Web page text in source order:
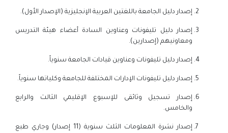
إصدار دليل الجامعة باللغتين العربية الإنجليزية (الإصدار الأول).
إصدار دليل تليفونات وعناوين السادة أعضاء هيئة التدريس
ومعاونيهم (إصدارين).
إصدار دليل تليفونات وعناوين قيادات الجامعة سنوياً.
إصدار دليل تليفونات الإدارات المختلفة للجامعة وكلياتها سنوياً.
إصدار تسجيل وثائقى للإسبوع الإقليمي الثالث والرابع
والخامس.
إصدار نشرة المعلومات الثلث سنوية (11 إصدار) وجاري طبع